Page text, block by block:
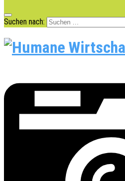
Suchen nach: